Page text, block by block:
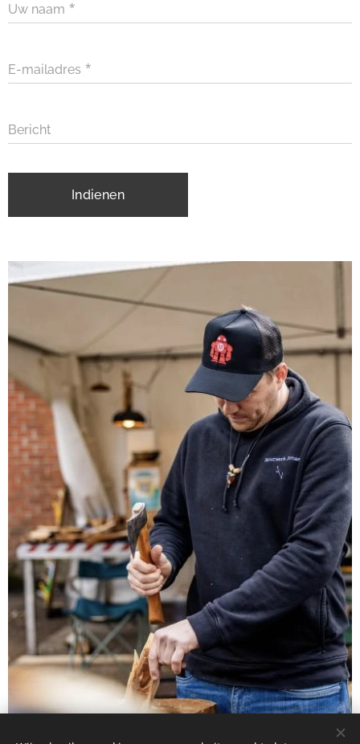
Uw naam
E-mailadres
Bericht
Indienen